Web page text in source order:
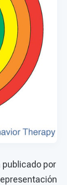
publicado por